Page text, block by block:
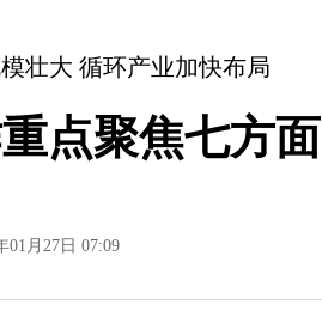
壮大 循环产业加快布局
点聚焦七方面
01月27日 07:09